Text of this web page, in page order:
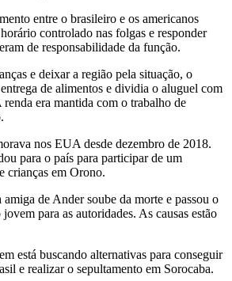
entre o brasileiro e os americanos
controlado nas folgas e responder
de responsabilidade da função.
e deixar a região pela situação, o
de alimentos e dividia o aluguel com
era mantida com o trabalho de
nos EUA desde dezembro de 2018.
para o país para participar de um
crianças em Orono.
de Ander soube da morte e passou o
para as autoridades. As causas estão
está buscando alternativas para conseguir
e realizar o sepultamento em Sorocaba.